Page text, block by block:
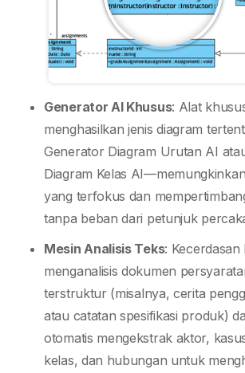
Generator AI Khusus: Alat
menghasilkan jenis diagram
Generator Diagram Urutan AI
Diagram Kelas
yang terfokus dan
tanpa beban dari petunjuk
Mesin Analisis Teks:
menganalisis dokumen
terstruktur (misalnya, cerita
atau catatan spesifikasi produk)
otomatis mengekstrak aktor,
kelas, dan hubungan untuk